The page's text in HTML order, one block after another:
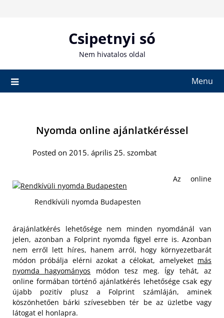
Csipetnyi só
Nem hivatalos oldal
Menu
Nyomda online ajánlatkéréssel
Posted on 2015. április 25. szombat
Rendkívüli nyomda Budapesten
Az online
árajánlatkérés lehetősége nem minden nyomdánál van
jelen, azonban a Folprint nyomda figyel erre is. Azonban
nem erről lett híres, hanem arról, hogy környezetbarát
módon próbálja elérni azokat a célokat, amelyeket más
nyomda hagyományos módon tesz meg. Így tehát, az
online formában történő ajánlatkérés lehetősége csak egy
újabb pozitív plusz a Folprint számláján, aminek
köszönhetően bárki szívesebben tér be az üzletbe vagy
látogat el honlapra.